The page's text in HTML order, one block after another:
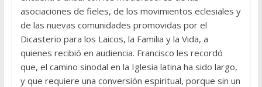
asociaciones de fieles, de los movimientos eclesiales y
de las nuevas comunidades promovidas por el
Dicasterio para los Laicos, la Familia y la Vida, a
quienes recibió en audiencia. Francisco les recordó
que, el camino sinodal en la Iglesia latina ha sido largo,
y que requiere una conversión espiritual, porque sin un